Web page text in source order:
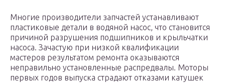
Многие производители запчастей устанавливают
пластиковые детали в водяной насос, что становится
причиной разрушения подшипников и крыльчатки
насоса. Зачастую при низкой квалификации
мастеров результатом ремонта оказываются
неправильно установленные распредвалы. Моторы
первых годов выпуска страдают отказами катушек